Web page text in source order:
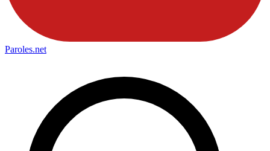
Paroles.net